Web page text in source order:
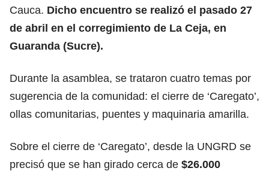
Cauca. Dicho encuentro se realizó el pasado 27
de abril en el corregimiento de La Ceja, en
Guaranda (Sucre).
Durante la asamblea, se trataron cuatro temas por
sugerencia de la comunidad: el cierre de ‘Caregato’,
ollas comunitarias, puentes y maquinaria amarilla.
Sobre el cierre de ‘Caregato’, desde la UNGRD se
precisó que se han girado cerca de $26.000